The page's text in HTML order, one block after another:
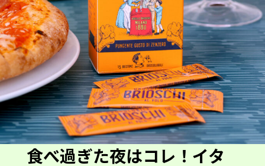
食べ過ぎた夜はコレ！イタ